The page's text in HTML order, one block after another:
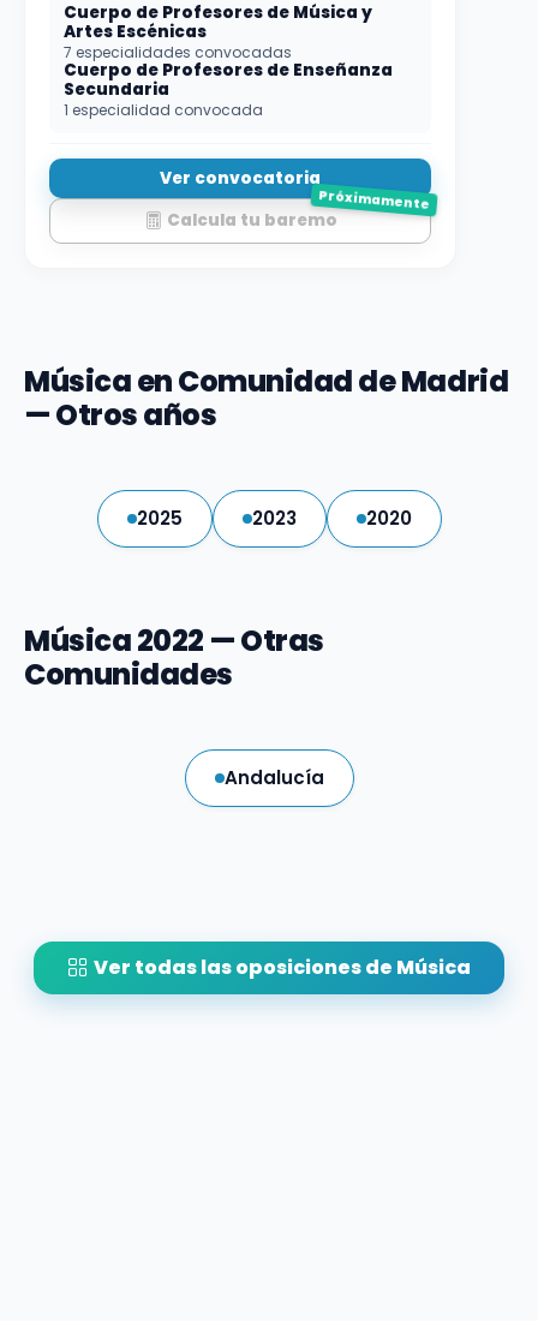
Cuerpo de Profesores de Música y
Artes Escénicas
7 especialidades convocadas
Cuerpo de Profesores de Enseñanza
Secundaria
1 especialidad convocada
Ver convocatoria
Calcula tu baremo
Próximamente
Música en Comunidad de Madrid
— Otros años
2025 2023 2020
Música 2022 — Otras
Comunidades
Andalucía
Ver todas las oposiciones de Música